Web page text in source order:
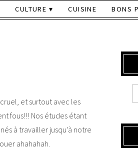
CULTURE CUISINE BONS
et surtout avec les
fous!!! Nos études étant
à travailler jusqu’à notre
ahahahah.